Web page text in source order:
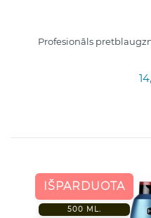
Profesionāls
IŠPARDUOTA
500 ML.